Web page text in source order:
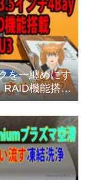
を一纏めにす
機能搭載